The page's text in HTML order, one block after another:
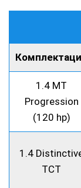
1.4 MT
Progression
(120 hp)
1.4
TCT